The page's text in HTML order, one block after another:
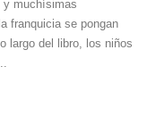
y muchísimas
franquicia se pongan
largo del libro, los niños